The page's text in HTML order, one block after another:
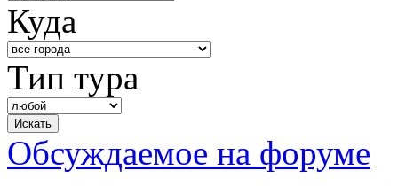
Куда
Тип тура
Обсуждаемое на форуме